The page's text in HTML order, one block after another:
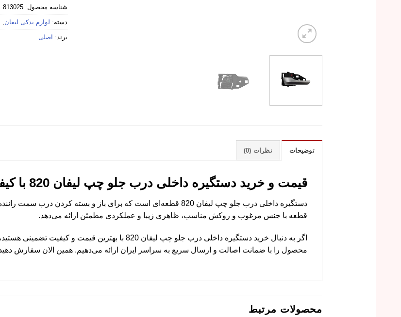
شناسه محصول: 813025
دسته: لوازم یدکی لیفان
برند: اصلی
توضیحات نظرات (0)
قیمت و خرید دستگیره داخلی درب جلو چپ لیفان 820 با کیفیت اصلی
قطعه با جنس مرغوب و روکش مناسب، ظاهری زیبا و عملکردی مطمئن ارائه می‌دهد.
اگر به دنبال خرید دستگیره داخلی درب جلو چپ لیفان 820 با
محصول را با ضمانت اصالت و ارسال سریع به سراسر ایران ارائه می‌دهیم. همین الان سفارش دهید
محصولات مرتبط